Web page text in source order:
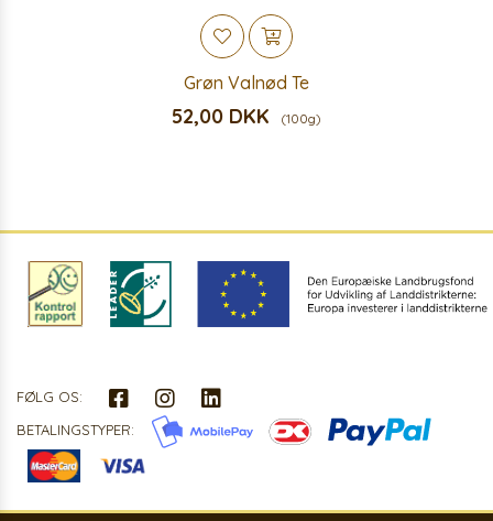
Grøn Valnød Te
52,00 DKK (100g)
FØLG OS:
BETALINGSTYPER: